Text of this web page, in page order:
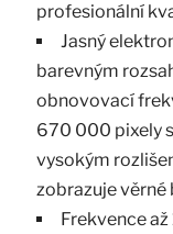
profesionální
Jasný
barevným
obnovovací
670 000 pixely
vysokým
zobrazuje věrné
Frekvence